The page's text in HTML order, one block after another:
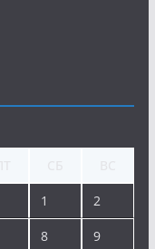
1 2
8 9